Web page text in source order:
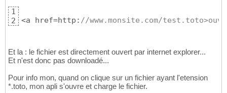
1
2
<a href=http: //www.monsite.com/
Et la : le fichier est directement ouvert par internet explorer...
Et n'est donc pas downloadé...
Pour info mon, quand on clique sur un fichier ayant l'etension
*.toto, mon apli s'ouvre et charge le fichier.